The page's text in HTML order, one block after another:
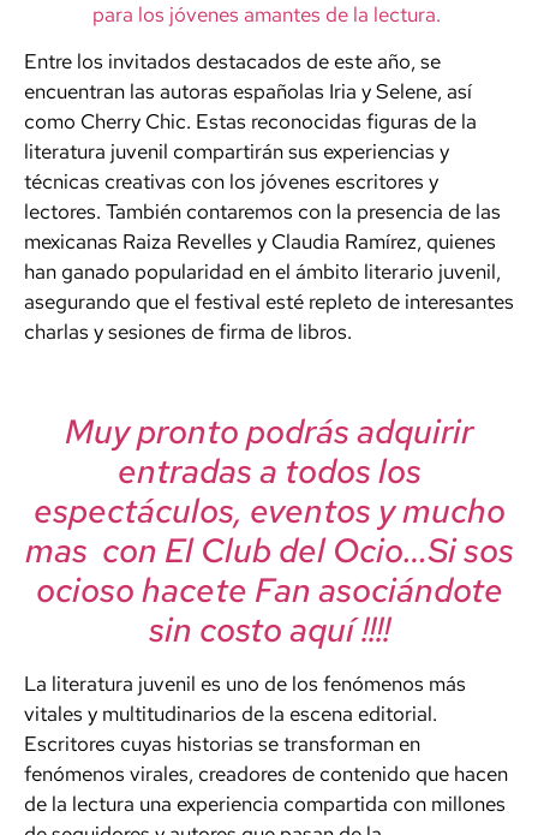
para los jóvenes amantes de la lectura.
Entre los invitados destacados de este año, se
encuentran las autoras españolas Iria y Selene, así
como Cherry Chic. Estas reconocidas figuras de la
literatura juvenil compartirán sus experiencias y
técnicas creativas con los jóvenes escritores y
lectores. También contaremos con la presencia de las
mexicanas Raiza Revelles y Claudia Ramírez, quienes
han ganado popularidad en el ámbito literario juvenil,
asegurando que el festival esté repleto de interesantes
charlas y sesiones de firma de libros.
Muy pronto podrás adquirir
entradas a todos los
espectáculos, eventos y mucho
mas con El Club del Ocio…Si sos
ocioso hacete Fan asociándote
sin costo aquí !!!!
La literatura juvenil es uno de los fenómenos más
vitales y multitudinarios de la escena editorial.
Escritores cuyas historias se transforman en
fenómenos virales, creadores de contenido que hacen
de la lectura una experiencia compartida con millones